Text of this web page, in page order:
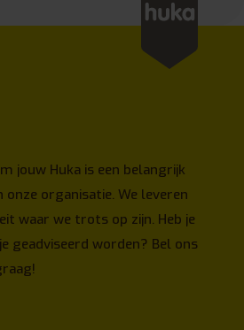
jouw Huka is een belangrijk
onze organisatie. We leveren
waar we trots op zijn. Heb je
geadviseerd worden? Bel ons